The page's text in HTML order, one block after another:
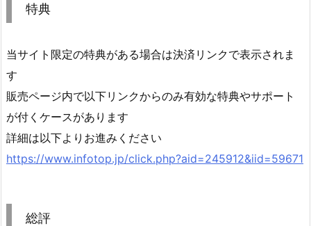
特典
当サイト限定の特典がある場合は決済リンクで表示されま
す
販売ページ内で以下リンクからのみ有効な特典やサポート
が付くケースがあります
詳細は以下よりお進みください
https://www.infotop.jp/click.php?aid=245912&iid=59671
総評